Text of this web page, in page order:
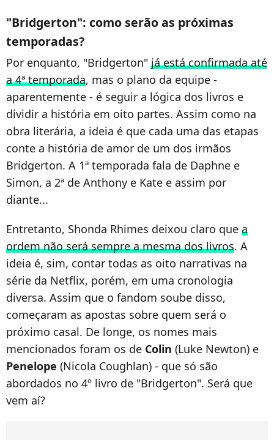
"Bridgerton": como serão as próximas
temporadas?
Por enquanto, "Bridgerton" já está confirmada até
a 4ª temporada, mas o plano da equipe -
aparentemente - é seguir a lógica dos livros e
dividir a história em oito partes. Assim como na
obra literária, a ideia é que cada uma das etapas
conte a história de amor de um dos irmãos
Bridgerton. A 1ª temporada fala de Daphne e
Simon, a 2ª de Anthony e Kate e assim por
diante...
Entretanto, Shonda Rhimes deixou claro que a
ordem não será sempre a mesma dos livros. A
ideia é, sim, contar todas as oito narrativas na
série da Netflix, porém, em uma cronologia
diversa. Assim que o fandom soube disso,
começaram as apostas sobre quem será o
próximo casal. De longe, os nomes mais
mencionados foram os de Colin (Luke Newton) e
Penelope (Nicola Coughlan) - que só são
abordados no 4º livro de "Bridgerton". Será que
vem aí?